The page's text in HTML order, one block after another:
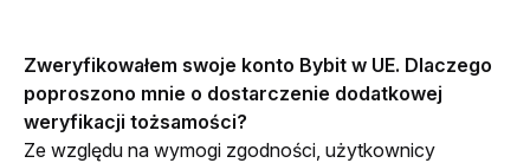
Zweryfikowałem swoje konto Bybit w UE. Dlaczego
poproszono mnie o dostarczenie dodatkowej
weryfikacji tożsamości?
Ze względu na wymogi zgodności, użytkownicy